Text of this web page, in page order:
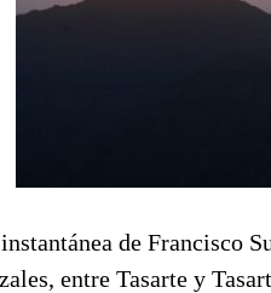
de Francisco
entre Tasarte y